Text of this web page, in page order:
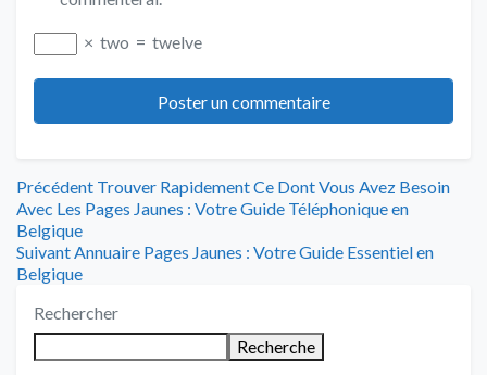
× two = twelve
Navigation
de
l’article
Précédent Article
précédent
Trouver Rapidement Ce Dont Vous Avez Besoin
Avec Les Pages Jaunes : Votre Guide Téléphonique en
Belgique
Suivant Article
suivant
Annuaire Pages Jaunes : Votre Guide Essentiel en
Belgique
Rechercher
Recherche